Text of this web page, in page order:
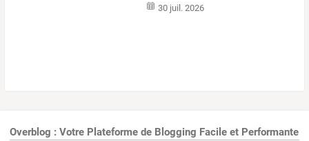
30 juil. 2026
Overblog : Votre Plateforme de Blogging Facile et Performante